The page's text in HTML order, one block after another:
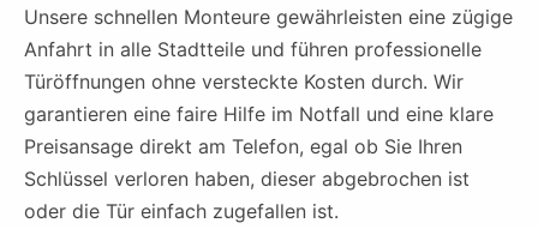
Unsere schnellen Monteure gewährleisten eine zügige
Anfahrt in alle Stadtteile und führen professionelle
Türöffnungen ohne versteckte Kosten durch. Wir
garantieren eine faire Hilfe im Notfall und eine klare
Preisansage direkt am Telefon, egal ob Sie Ihren
Schlüssel verloren haben, dieser abgebrochen ist
oder die Tür einfach zugefallen ist.